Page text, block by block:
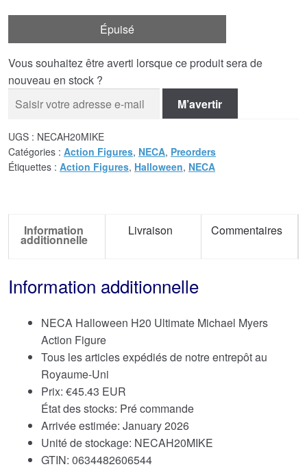
Épuisé
Vous souhaitez être averti lorsque ce produit sera de
nouveau en stock ?
M’avertir
UGS : NECAH20MIKE
Catégories : Action Figures, NECA, Preorders
Étiquettes : Action Figures, Halloween, NECA
Information
additionnelle
Livraison Commentaires
Information additionnelle
NECA Halloween H20 Ultimate Michael Myers
Action Figure
Tous les articles expédiés de notre entrepôt au
Royaume-Uni
Prix: €45.43 EUR
État des stocks: Pré commande
Arrivée estimée: January 2026
Unité de stockage: NECAH20MIKE
GTIN: 0634482606544